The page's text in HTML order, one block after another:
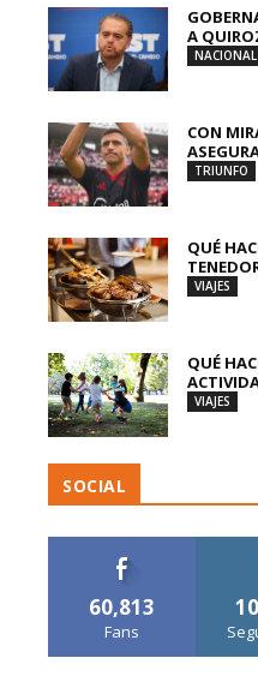
A
NACIONAL
CON
TRIUNFO
QUÉ
VIAJES
QUÉ
VIAJES
SOCIAL
60,813
Fans